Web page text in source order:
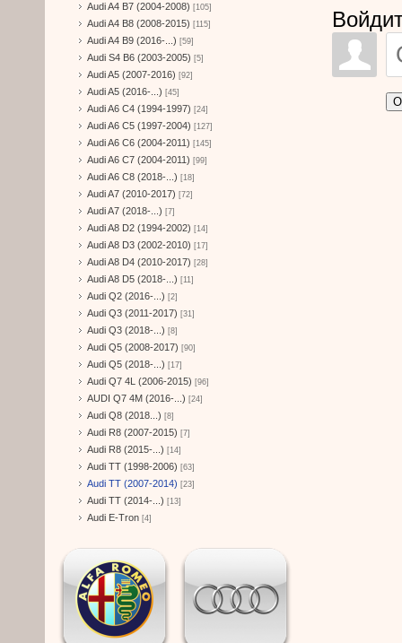
Audi A4 B7 (2004-2008) [105]
Audi A4 B8 (2008-2015) [115]
Audi A4 B9 (2016-...) [59]
Audi S4 B6 (2003-2005) [5]
Audi A5 (2007-2016) [92]
Audi A5 (2016-...) [45]
Audi A6 C4 (1994-1997) [24]
Audi A6 C5 (1997-2004) [127]
Audi A6 C6 (2004-2011) [145]
Audi A6 C7 (2004-2011) [99]
Audi A6 C8 (2018-...) [18]
Audi A7 (2010-2017) [72]
Audi A7 (2018-...) [7]
Audi A8 D2 (1994-2002) [14]
Audi A8 D3 (2002-2010) [17]
Audi A8 D4 (2010-2017) [28]
Audi A8 D5 (2018-...) [11]
Audi Q2 (2016-...) [2]
Audi Q3 (2011-2017) [31]
Audi Q3 (2018-...) [8]
Audi Q5 (2008-2017) [90]
Audi Q5 (2018-...) [17]
Audi Q7 4L (2006-2015) [96]
AUDI Q7 4M (2016-...) [24]
Audi Q8 (2018...) [8]
Audi R8 (2007-2015) [7]
Audi R8 (2015-...) [14]
Audi TT (1998-2006) [63]
Audi TT (2007-2014) [23]
Audi TT (2014-...) [13]
Audi E-Tron [4]